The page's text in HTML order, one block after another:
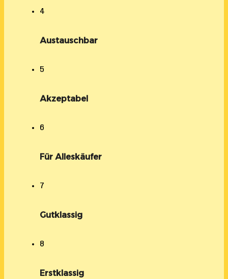
4
Austauschbar
5
Akzeptabel
6
Für Alleskäufer
7
Gutklassig
8
Erstklassig